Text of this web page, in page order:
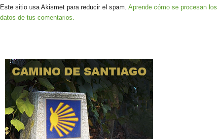
Este sitio usa Akismet para reducir el spam. Aprende cómo se procesan los
datos de tus comentarios.